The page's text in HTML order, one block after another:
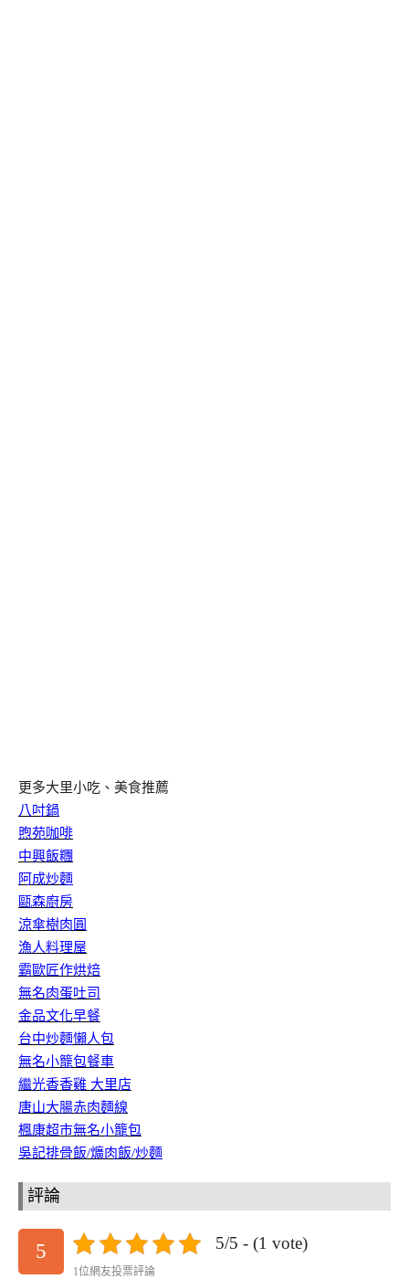
更多大里小吃、美食推薦
八吋鍋
煦苑咖啡
中興飯糰
阿成炒麵
甌森廚房
涼傘樹肉圓
漁人料理屋
霸歐匠作烘焙
無名肉蛋吐司
金品文化早餐
台中炒麵懶人包
無名小籠包餐車
繼光香香雞 大里店
唐山大腸赤肉麵線
楓康超市無名小籠包
吳記排骨飯/爌肉飯/炒麵
評論
5 5/5 - (1 vote)
1位網友投票評論